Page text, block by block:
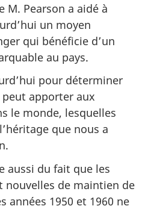
M. Pearson a aidé à
un moyen
qui bénéficie d’un
au pays.
pour déterminer
peut apporter aux
le monde, lesquelles
que nous a
aussi du fait que les
de maintien de
années 1950 et 1960 ne